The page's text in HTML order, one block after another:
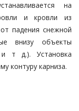
на
и кровли из
падения снежной
внизу объекты
и т д.). Установка
контуру карниза.